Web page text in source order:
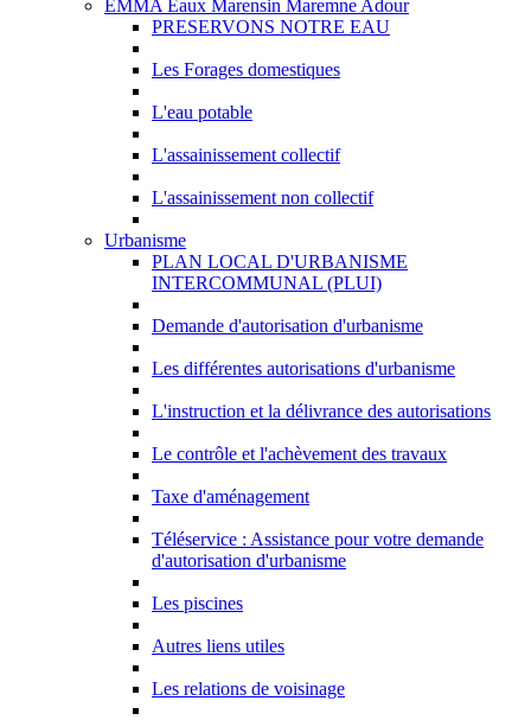
EMMA Eaux Marensin Maremne Adour
PRESERVONS NOTRE EAU
Les Forages domestiques
L'eau potable
L'assainissement collectif
L'assainissement non collectif
Urbanisme
PLAN LOCAL D'URBANISME
INTERCOMMUNAL (PLUI)
Demande d'autorisation d'urbanisme
Les différentes autorisations d'urbanisme
L'instruction et la délivrance des autorisations
Le contrôle et l'achèvement des travaux
Taxe d'aménagement
Téléservice : Assistance pour votre demande
d'autorisation d'urbanisme
Les piscines
Autres liens utiles
Les relations de voisinage